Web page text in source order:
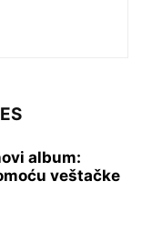
album:
veštačke